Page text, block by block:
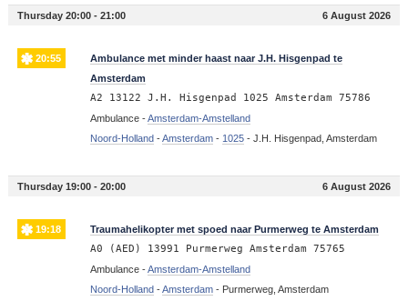
Thursday 20:00 - 21:00 6 August 2026
20:55
Ambulance met minder haast naar J.H. Hisgenpad te
Amsterdam
A2 13122 J.H. Hisgenpad 1025 Amsterdam 75786
Ambulance -Amsterdam-Amstelland
Noord-Holland -Amsterdam- 1025- J.H. Hisgenpad, Amsterdam
Thursday 19:00 - 20:00 6 August 2026
19:18 Traumahelikopter met spoed naar Purmerweg te Amsterdam
A0 (AED) 13991 Purmerweg Amsterdam 75765
Ambulance -Amsterdam-Amstelland
Noord-Holland -Amsterdam- Purmerweg, Amsterdam